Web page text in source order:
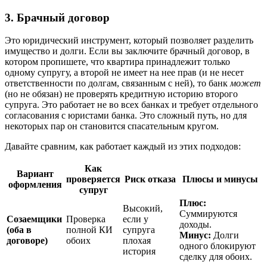
3. Брачный договор
Это юридический инструмент, который позволяет разделить
имущество и долги. Если вы заключите брачный договор, в
котором пропишете, что квартира принадлежит только
одному супругу, а второй не имеет на нее прав (и не несет
ответственности по долгам, связанным с ней), то банк может
(но не обязан) не проверять кредитную историю второго
супруга. Это работает не во всех банках и требует отдельного
согласования с юристами банка. Это сложный путь, но для
некоторых пар он становится спасательным кругом.
Давайте сравним, как работает каждый из этих подходов:
Вариант
оформления
Как
проверяется
супруг
Риск отказа Плюсы и минусы
Созаемщики
(оба в
договоре)
Проверка
полной КИ
обоих
Высокий,
если у
супруга
плохая
история
Плюс:
Суммируются
доходы.
Минус: Долги
одного блокируют
сделку для обоих.